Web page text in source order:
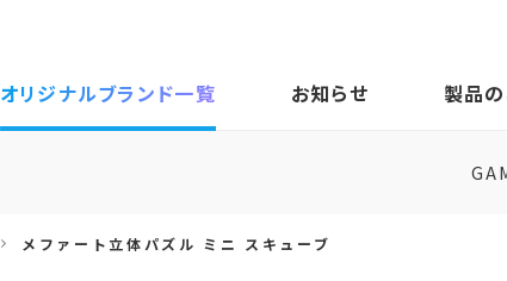
オリジナルブランド一覧 お知らせ 製品
メファート立体パズル ミニ スキューブ